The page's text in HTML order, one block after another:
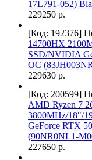
17L791-052)
229250 р.
[Код: 192376]
14700HX
SSD/NVIDIA
ОС
229630 р.
[Код: 200599]
AMD Ryzen 7
3800MHz/18"/
GeForce RTX
(90NR0NL1-
227650 р.